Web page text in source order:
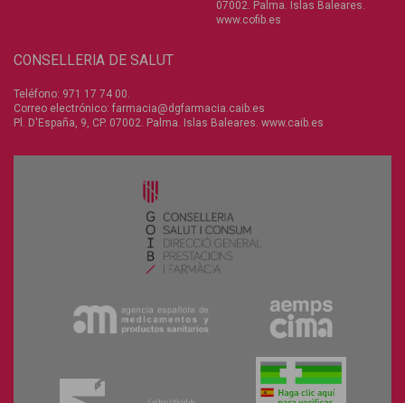
07002. Palma. Islas Baleares.
www.cofib.es
CONSELLERIA DE SALUT
Teléfono: 971 17 74 00
Correo electrónico: farmacia@dgfarmacia.caib.es
Pl. D'España, 9, CP. 07002. Palma. Islas Baleares. www.caib.es